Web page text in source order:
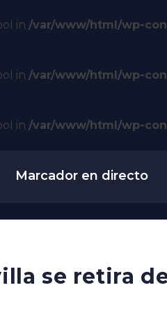
in /var/www/html/wp-
in /var/www/html/wp-
in /var/www/html/wp-
Marcador en directo
se retira